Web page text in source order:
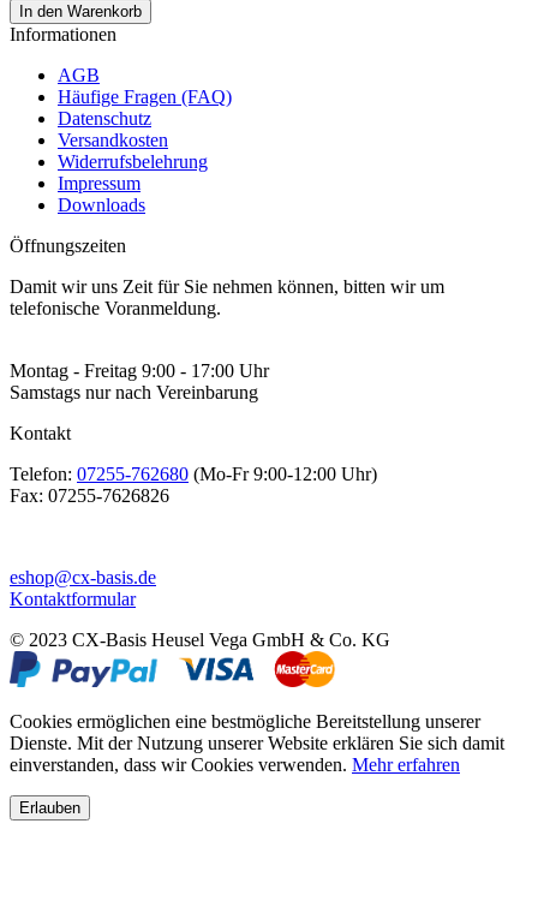
In den Warenkorb
Informationen
AGB
Häufige Fragen (FAQ)
Datenschutz
Versandkosten
Widerrufsbelehrung
Impressum
Downloads
Öffnungszeiten
Damit wir uns Zeit für Sie nehmen können, bitten wir um
telefonische Voranmeldung.
Montag - Freitag 9:00 - 17:00 Uhr
Samstags nur nach Vereinbarung
Kontakt
Telefon: 07255-762680 (Mo-Fr 9:00-12:00 Uhr)
Fax: 07255-7626826
eshop@cx-basis.de
Kontaktformular
© 2023 CX-Basis Heusel Vega GmbH & Co. KG
Cookies ermöglichen eine bestmögliche Bereitstellung unserer
Dienste. Mit der Nutzung unserer Website erklären Sie sich damit
einverstanden, dass wir Cookies verwenden. Mehr erfahren
Erlauben